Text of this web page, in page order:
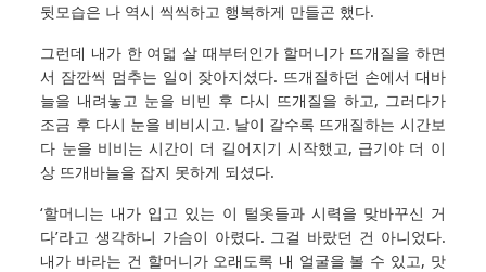
뒷모습은 나 역시 씩씩하고 행복하게 만들곤 했다.
그런데 내가 한 여덟 살 때부터인가 할머니가 뜨개질을 하면
서 잠깐씩 멈추는 일이 잦아지셨다. 뜨개질하던 손에서 대바
늘을 내려놓고 눈을 비빈 후 다시 뜨개질을 하고, 그러다가
조금 후 다시 눈을 비비시고. 날이 갈수록 뜨개질하는 시간보
다 눈을 비비는 시간이 더 길어지기 시작했고, 급기야 더 이
상 뜨개바늘을 잡지 못하게 되셨다.
‘할머니는 내가 입고 있는 이 털옷들과 시력을 맞바꾸신 거
다’라고 생각하니 가슴이 아렸다. 그걸 바랐던 건 아니었다.
내가 바라는 건 할머니가 오래도록 내 얼굴을 볼 수 있고, 맛